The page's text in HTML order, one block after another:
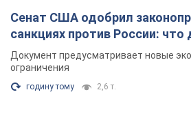
Сенат США одобрил
санкциях против России:
Документ предусматривает новые
ограничения
годину тому 2,6 т.